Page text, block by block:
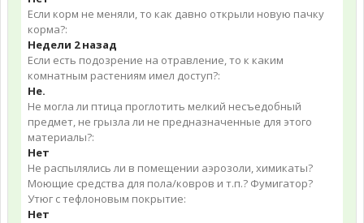
Если корм не меняли, то как давно открыли новую пачку
корма?:
Недели 2 назад
Если есть подозрение на отравление, то к каким
комнатным растениям имел доступ?:
Не.
Не могла ли птица проглотить мелкий несъедобный
предмет, не грызла ли не предназначенные для этого
материалы?:
Нет
Не распылялись ли в помещении аэрозоли, химикаты?
Моющие средства для пола/ковров и т.п.? Фумигатор?
Утюг с тефлоновым покрытие:
Нет